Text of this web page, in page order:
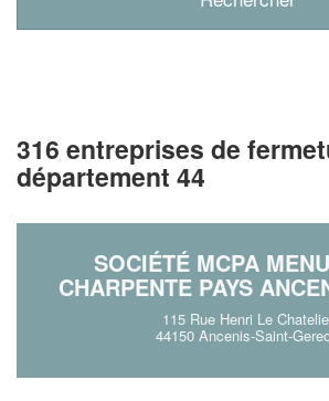
316 entreprises de
département 44
SOCIÉTÉ MCPA
CHARPENTE PAYS
115 Rue Henri Le
44150 Ancenis-Saint-